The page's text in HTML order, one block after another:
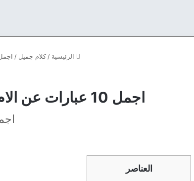
الرئيسية / كلام جميل / اجمل 10 عبارات عن الام والاب والاخوات ..
اجمل 10 عبارات عن الام والاب والاخوات .. خواطر راقت لي
العناصر